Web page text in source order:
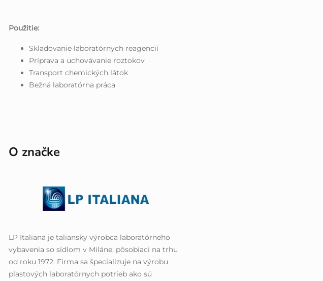
Použitie:
Skladovanie laboratórnych reagencií
Príprava a uchovávanie roztokov
Transport chemických látok
Bežná laboratórna práca
O značke
LP Italiana je taliansky výrobca laboratórneho
vybavenia so sídlom v Miláne, pôsobiaci na trhu
od roku 1972. Firma sa špecializuje na výrobu
plastových laboratórnych potrieb ako sú